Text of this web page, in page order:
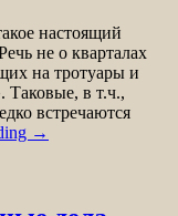
настоящий
не о кварталах
на тротуары и
Таковые, в т.ч.,
встречаются
→